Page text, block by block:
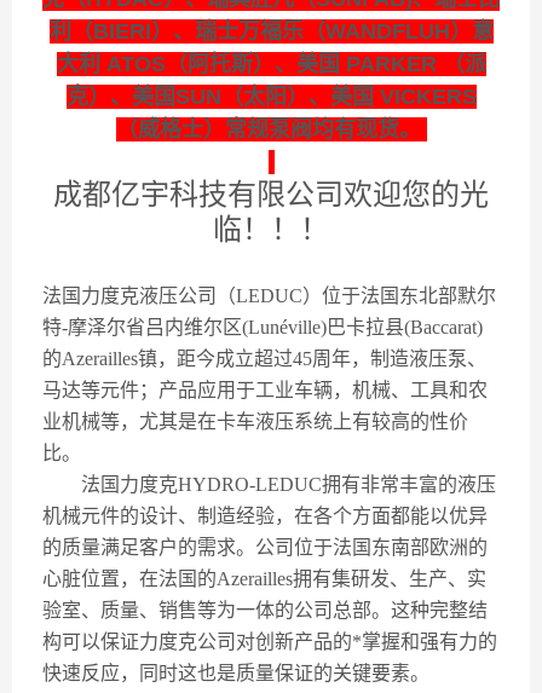
利（BIERI）、瑞士万福乐（WANDFLUH）意
大利 ATOS（阿托斯）、美国 PARKER （派
克）、美国SUN（太阳）、美国 VICKERS
（威格士）常规泵阀均有现货。
成都亿宇科技有限公司欢迎您的光
临！！！
法国力度克液压公司（LEDUC）位于法国东北部默尔
特-摩泽尔省吕内维尔区(Lunéville)巴卡拉县(Baccarat)
的Azerailles镇，距今成立超过45周年，制造液压泵、
马达等元件；产品应用于工业车辆，机械、工具和农
业机械等，尤其是在卡车液压系统上有较高的性价
比。
法国力度克HYDRO-LEDUC拥有非常丰富的液压
机械元件的设计、制造经验，在各个方面都能以优异
的质量满足客户的需求。公司位于法国东南部欧洲的
心脏位置，在法国的Azerailles拥有集研发、生产、实
验室、质量、销售等为一体的公司总部。这种完整结
构可以保证力度克公司对创新产品的*掌握和强有力的
快速反应，同时这也是质量保证的关键要素。